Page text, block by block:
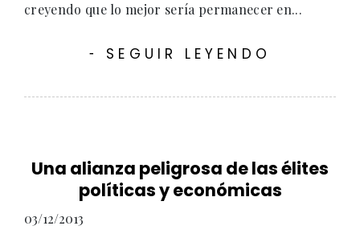
creyendo que lo mejor sería permanecer en...
- SEGUIR LEYENDO
Una alianza peligrosa de las élites
políticas y económicas
03/12/2013